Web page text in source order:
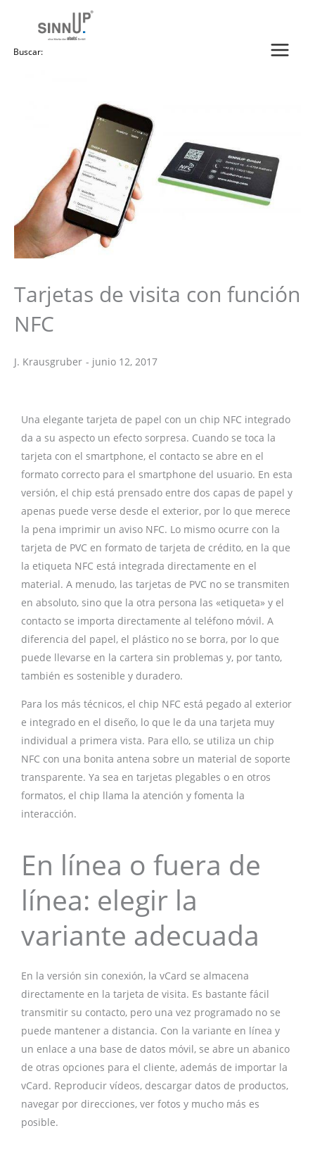
Buscar:
Tarjetas de visita con función
NFC
J. Krausgruber - junio 12, 2017
Una elegante tarjeta de papel con un chip NFC integrado
da a su aspecto un efecto sorpresa. Cuando se toca la
tarjeta con el smartphone, el contacto se abre en el
formato correcto para el smartphone del usuario. En esta
versión, el chip está prensado entre dos capas de papel y
apenas puede verse desde el exterior, por lo que merece
la pena imprimir un aviso NFC. Lo mismo ocurre con la
tarjeta de PVC en formato de tarjeta de crédito, en la que
la etiqueta NFC está integrada directamente en el
material. A menudo, las tarjetas de PVC no se transmiten
en absoluto, sino que la otra persona las «etiqueta» y el
contacto se importa directamente al teléfono móvil. A
diferencia del papel, el plástico no se borra, por lo que
puede llevarse en la cartera sin problemas y, por tanto,
también es sostenible y duradero.
Para los más técnicos, el chip NFC está pegado al exterior
e integrado en el diseño, lo que le da una tarjeta muy
individual a primera vista. Para ello, se utiliza un chip
NFC con una bonita antena sobre un material de soporte
transparente. Ya sea en tarjetas plegables o en otros
formatos, el chip llama la atención y fomenta la
interacción.
En línea o fuera de
línea: elegir la
variante adecuada
En la versión sin conexión, la vCard se almacena
directamente en la tarjeta de visita. Es bastante fácil
transmitir su contacto, pero una vez programado no se
puede mantener a distancia. Con la variante en línea y
un enlace a una base de datos móvil, se abre un abanico
de otras opciones para el cliente, además de importar la
vCard. Reproducir vídeos, descargar datos de productos,
navegar por direcciones, ver fotos y mucho más es
posible.